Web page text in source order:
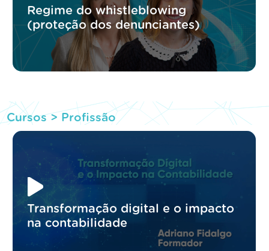
Regime do whistleblowing
(proteção dos denunciantes)
Cursos > Profissão
Transformação digital e o impacto
na contabilidade